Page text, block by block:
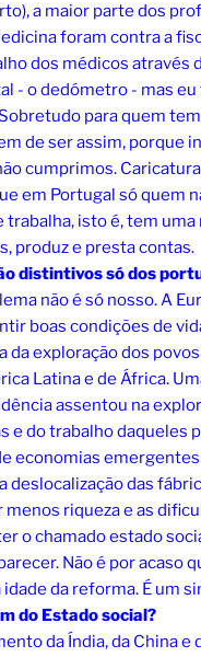
a maior parte dos
foram contra a
dos médicos através
- o dedómetro - mas eu
para quem
de ser assim, porque
cumprimos.
em Portugal só quem
trabalha, isto é, tem uma
produz e presta contas.
distintivos só dos
não é só nosso. A
boas condições de
da exploração dos
Latina e de África.
assentou na
e do trabalho daqueles
economias
deslocalização das
menos riqueza e as
o chamado estado
Não é por acaso
da reforma. É um
do Estado social?
da Índia, da China e